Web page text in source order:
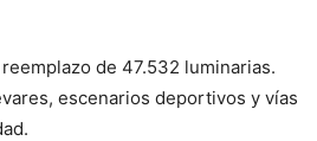
de 47.532 luminarias.
escenarios deportivos y vías